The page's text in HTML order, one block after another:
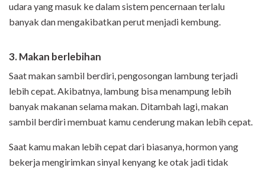
udara yang masuk ke dalam sistem pencernaan terlalu
banyak dan mengakibatkan perut menjadi kembung.
3. Makan berlebihan
Saat makan sambil berdiri, pengosongan lambung terjadi
lebih cepat. Akibatnya, lambung bisa menampung lebih
banyak makanan selama makan. Ditambah lagi, makan
sambil berdiri membuat kamu cenderung makan lebih cepat.
Saat kamu makan lebih cepat dari biasanya, hormon yang
bekerja mengirimkan sinyal kenyang ke otak jadi tidak